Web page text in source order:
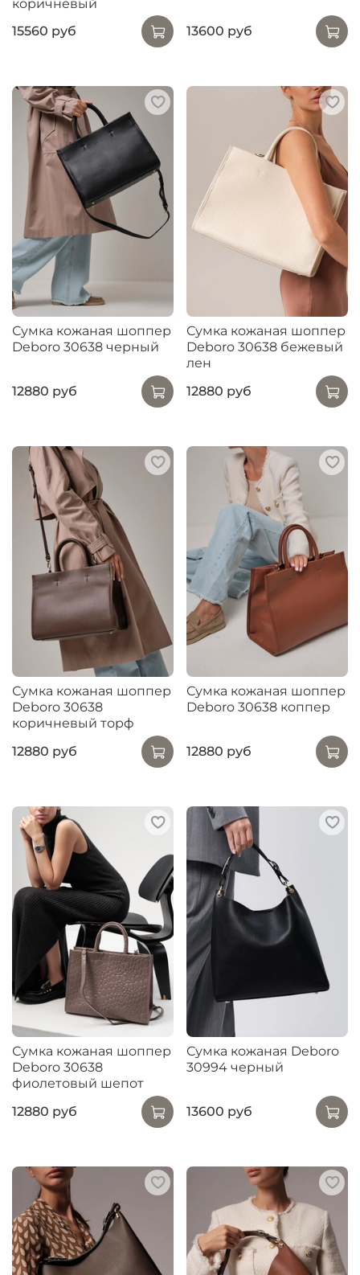
коричневый
15560 руб
13600 руб
Сумка кожаная шоппер
Deboro 30638 черный
12880 руб
Сумка кожаная шоппер
Deboro 30638 бежевый
лен
12880 руб
Сумка кожаная шоппер
Deboro 30638
коричневый торф
12880 руб
Сумка кожаная шоппер
Deboro 30638 коппер
12880 руб
Сумка кожаная шоппер
Deboro 30638
фиолетовый шепот
12880 руб
Сумка кожаная Deboro
30994 черный
13600 руб